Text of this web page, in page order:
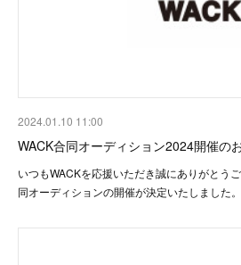
2024.01.10 11:00
WACK合同オーディション2024開催の
いつもWACKを応援いただき誠にありがとう
同オーディションの開催が決定いたしました